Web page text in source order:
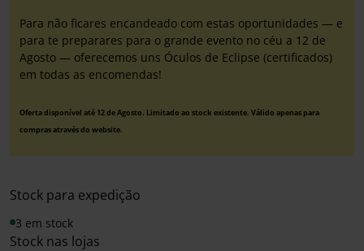
Para não ficares encandeado com estas oportunidades — e
para te preparares para o grande evento no céu a 12 de
Agosto — oferecemos uns Óculos de Eclipse (certificados)
em todas as encomendas!
Oferta disponível até 12 de Agosto. Limitado ao stock existente. Válido apenas para
compras através do website.
Stock para expedição
3 em stock
Stock nas lojas